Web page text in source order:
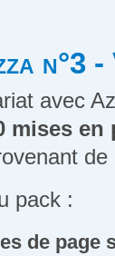
n°3
avec
mises
pack :
de page